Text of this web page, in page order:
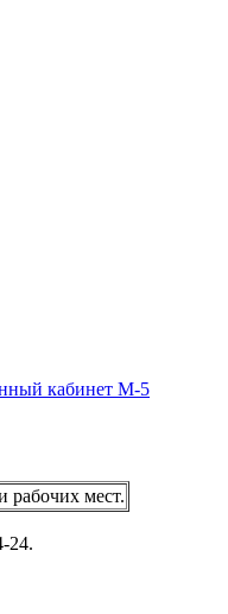
кабинет М-5
рабочих мест.
24.